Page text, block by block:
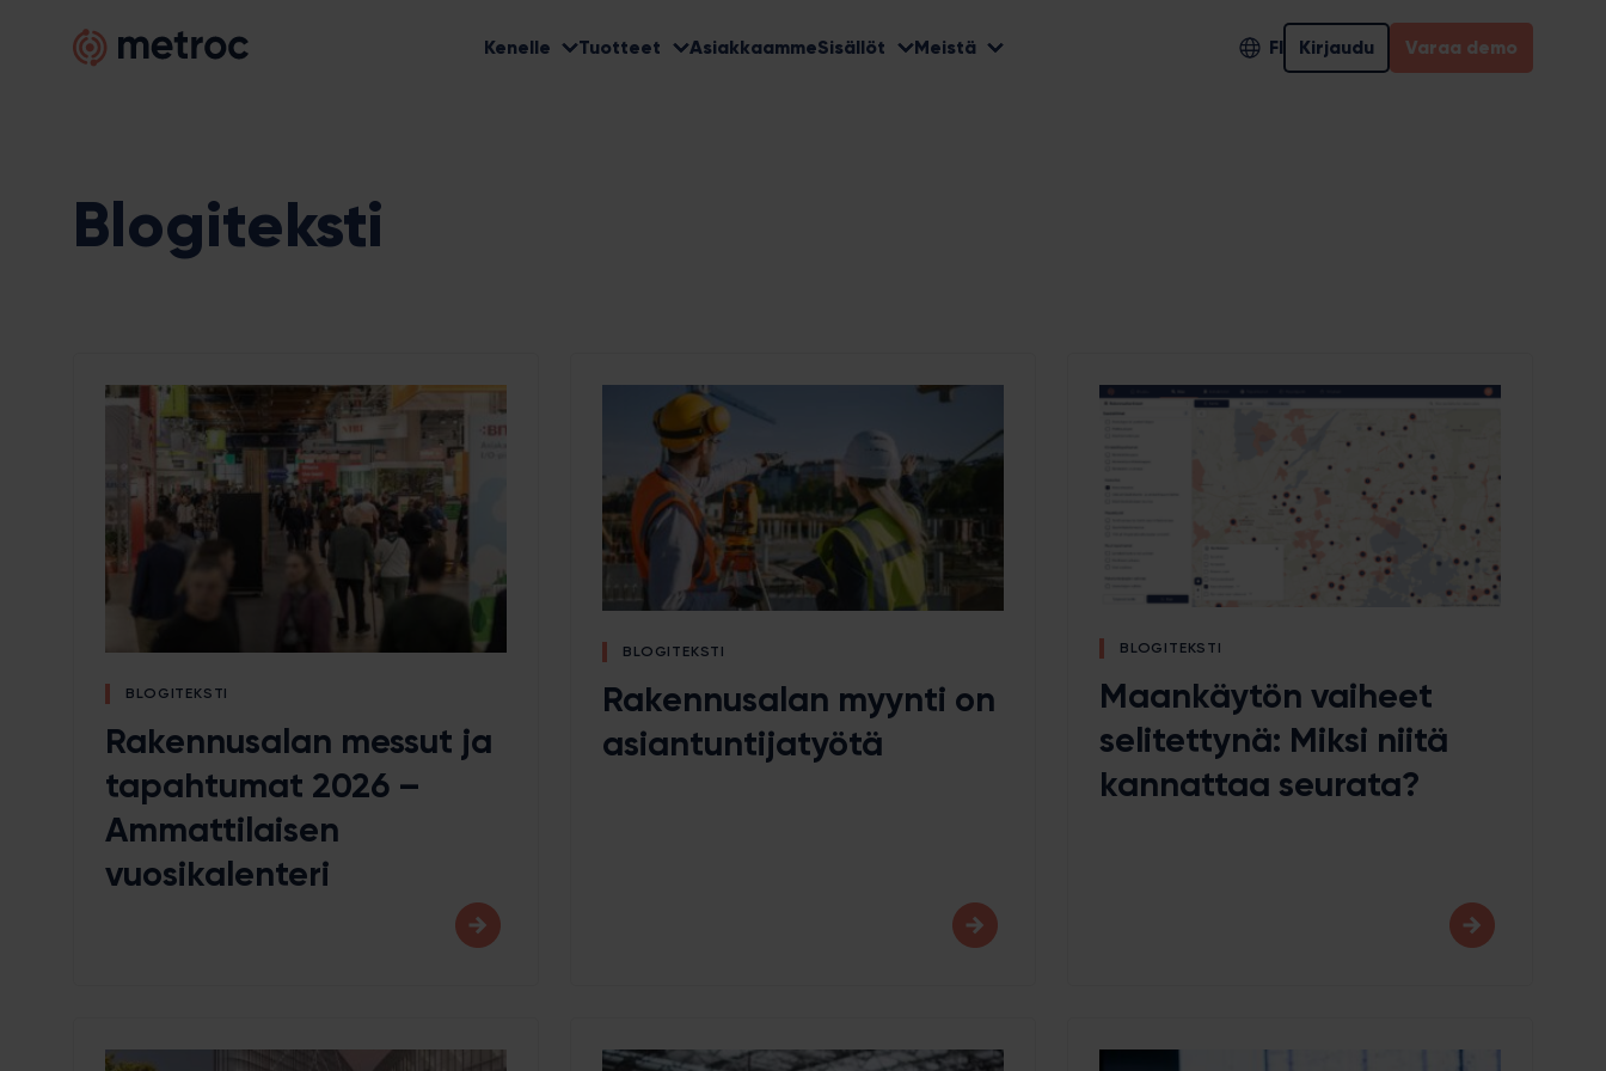
sisältöönMetroc Kenelle Tuotteet AsiakkaammeSisällöt Meistä FI Kirjaudu Varaa demo
Blogiteksti
BLOGITEKSTI
Rakennusalan messut ja
tapahtumat 2026 –
Ammattilaisen
vuosikalenteri
BLOGITEKSTI
Rakennusalan myynti on
asiantuntijatyötä
BLOGITEKSTI
Maankäytön vaiheet
selitettynä: Miksi niitä
kannattaa seurata?